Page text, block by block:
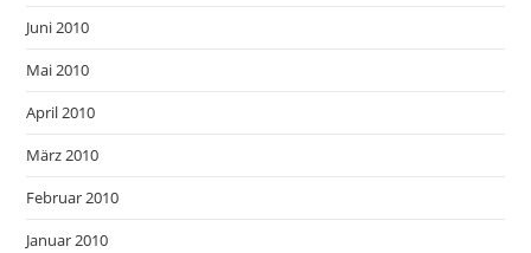
Juni 2010
Mai 2010
April 2010
März 2010
Februar 2010
Januar 2010